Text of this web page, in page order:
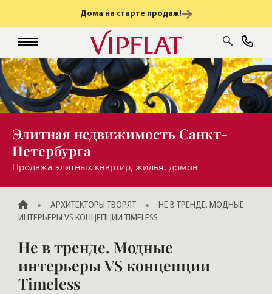
Дома на старте продаж!
Элитная недвижимость Санкт-
Петербурга
Продажа элитных квартир, жилья, домов
ГЛАВНАЯАРХИТЕКТОРЫ ТВОРЯТ
НЕ В ТРЕНДЕ. МОДНЫЕ
ИНТЕРЬЕРЫ VS КОНЦЕПЦИИ TIMELESS
Не в тренде. Модные
интерьеры VS концепции
Timeless